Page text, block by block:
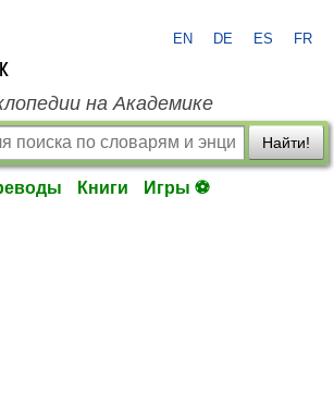
EN DE ES FR
на Академике
Найти!
Книги Игры ⚽